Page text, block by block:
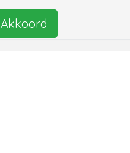
Akkoord